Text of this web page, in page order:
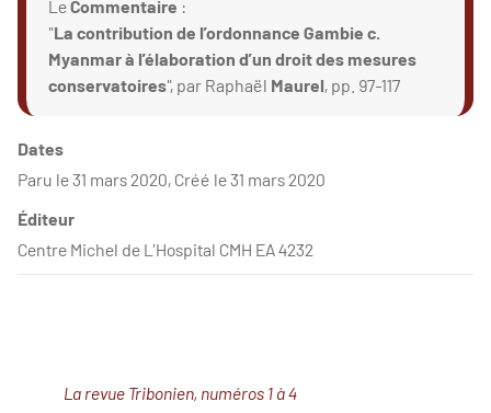
LeCommentaire :
"La contribution de l’ordonnance Gambie c.
Myanmar à l’élaboration d’un droit des mesures
conservatoires", par Raphaël Maurel, pp. 97-117
Dates
Paru le 31 mars 2020, Créé le 31 mars 2020
Éditeur
Centre Michel de L'Hospital CMH EA 4232
La revue Tribonien, numéros 1 à 4